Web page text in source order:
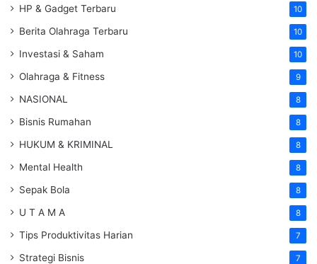
HP & Gadget Terbaru 10
Berita Olahraga Terbaru 10
Investasi & Saham 10
Olahraga & Fitness 9
NASIONAL 8
Bisnis Rumahan 8
HUKUM & KRIMINAL 8
Mental Health 8
Sepak Bola 8
U T A M A 8
Tips Produktivitas Harian 7
Strategi Bisnis 7